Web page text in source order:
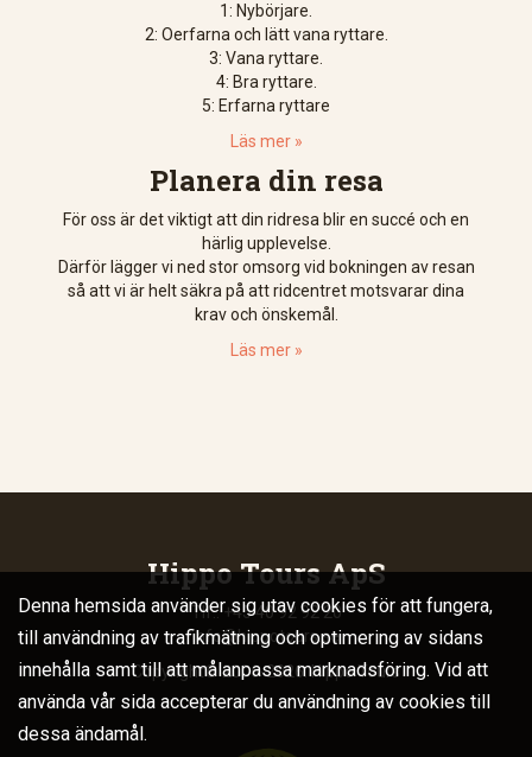
1: Nybörjare.
2: Oerfarna och lätt vana ryttare.
3: Vana ryttare.
4: Bra ryttare.
5: Erfarna ryttare
Läs mer »
Planera din resa
För oss är det viktigt att din ridresa blir en succé och en
härlig upplevelse.
Därför lägger vi ned stor omsorg vid bokningen av resan
så att vi är helt säkra på att ridcentret motsvarar dina
krav och önskemål.
Läs mer »
Hippo Tours ApS
Tlf.: +45 40 92 92 20
info@hippotours.se
Copyright© 2006-2026. Hippo Tours
Denna hemsida använder sig utav cookies för att fungera,
till användning av trafikmätning och optimering av sidans
innehålla samt till att målanpassa marknadsföring. Vid att
använda vår sida accepterar du användning av cookies till
dessa ändamål.